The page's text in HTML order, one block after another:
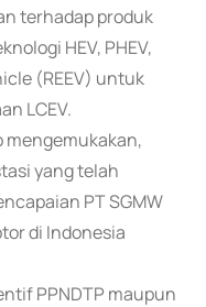
terhadap produk
HEV, PHEV,
(REEV) untuk
LCEV.
mengemukakan,
yang telah
PT SGMW
di Indonesia
PPNDTP maupun